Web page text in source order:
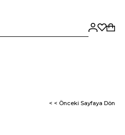
< < Önceki Sayfaya Dön